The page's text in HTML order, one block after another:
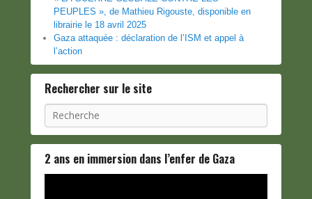
PEUPLES », de Mathieu Rigouste, disponible en
librairie le 18 avril 2025
Gaza attaquée : déclaration de l’ISM et appel à
l’action
Rechercher sur le site
Recherche
2 ans en immersion dans l’enfer de Gaza